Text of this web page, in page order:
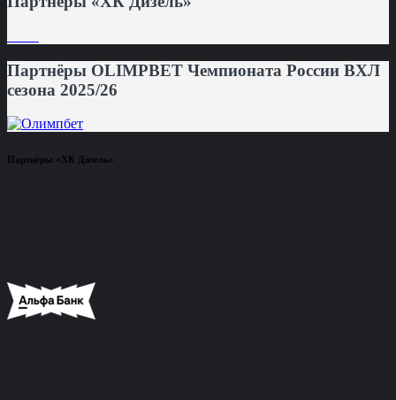
Партнёры OLIMPBET Чемпионата России ВХЛ
сезона 2025/26
Партнёры «ХК Дизель»